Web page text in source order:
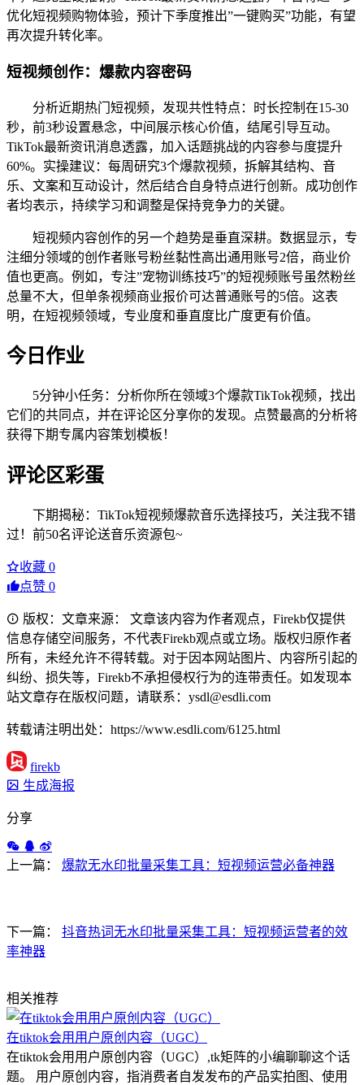
优化短视频购物体验，预计下季度推出”一键购买”功能，有望
再次提升转化率。
短视频创作：爆款内容密码
分析近期热门短视频，发现共性特点：时长控制在15-30
秒，前3秒设置悬念，中间展示核心价值，结尾引导互动。
TikTok最新资讯消息透露，加入话题挑战的内容参与度提升
60%。实操建议：每周研究3个爆款视频，拆解其结构、音
乐、文案和互动设计，然后结合自身特点进行创新。成功创作
者均表示，持续学习和调整是保持竞争力的关键。
短视频内容创作的另一个趋势是垂直深耕。数据显示，专
注细分领域的创作者账号粉丝黏性高出通用账号2倍，商业价
值也更高。例如，专注”宠物训练技巧”的短视频账号虽然粉丝
总量不大，但单条视频商业报价可达普通账号的5倍。这表
明，在短视频领域，专业度和垂直度比广度更有价值。
今日作业
5分钟小任务：分析你所在领域3个爆款TikTok视频，找出
它们的共同点，并在评论区分享你的发现。点赞最高的分析将
获得下期专属内容策划模板！
评论区彩蛋
下期揭秘：TikTok短视频爆款音乐选择技巧，关注我不错
过！前50名评论送音乐资源包~
收藏 0
点赞 0
版权：文章来源： 文章该内容为作者观点，Firekb仅提供
信息存储空间服务，不代表Firekb观点或立场。版权归原作者
所有，未经允许不得转载。对于因本网站图片、内容所引起的
纠纷、损失等，Firekb不承担侵权行为的连带责任。如发现本
站文章存在版权问题，请联系：ysdl@esdli.com
转载请注明出处：https://www.esdli.com/6125.html
firekb
生成海报
分享
上一篇： 爆款无水印批量采集工具：短视频运营必备神器
下一篇：
抖音热词无水印批量采集工具：短视频运营者的效
率神器
相关推荐
在tiktok会用用户原创内容（UGC）
在tiktok会用用户原创内容（UGC）,tk矩阵的小编聊聊这个话
题。 用户原创内容，指消费者自发发布的产品实拍图、使用